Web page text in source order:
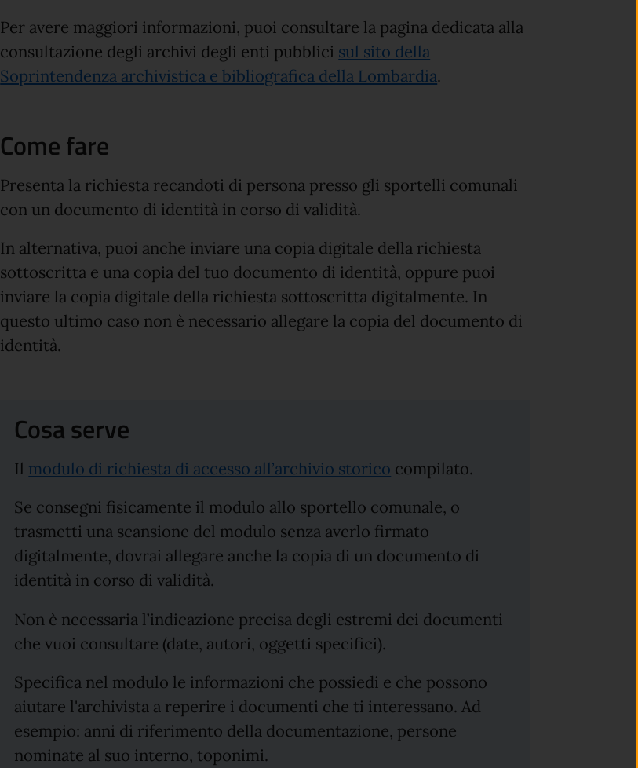
Per avere maggiori informazioni, puoi consultare la pagina dedicata alla
consultazione degli archivi degli enti pubblici sul sito della
Soprintendenza archivistica e bibliografica della Lombardia(apre in un'altra scheda).
.
Come fare
Presenta la richiesta recandoti di persona presso gli sportelli comunali
con un documento di identità in corso di validità.
In alternativa, puoi anche inviare una copia digitale della richiesta
sottoscritta e una copia del tuo documento di identità, oppure puoi
inviare la copia digitale della richiesta sottoscritta digitalmente. In
questo ultimo caso non è necessario allegare la copia del documento di
identità.
Cosa serve
Il modulo di richiesta di accesso all’archivio storico compilato.
Se consegni fisicamente il modulo allo sportello comunale, o
trasmetti una scansione del modulo senza averlo firmato
digitalmente, dovrai allegare anche la copia di un documento di
identità in corso di validità.
Non è necessaria l’indicazione precisa degli estremi dei documenti
che vuoi consultare (date, autori, oggetti specifici).
Specifica nel modulo le informazioni che possiedi e che possono
aiutare l'archivista a reperire i documenti che ti interessano. Ad
esempio: anni di riferimento della documentazione, persone
nominate al suo interno, toponimi.